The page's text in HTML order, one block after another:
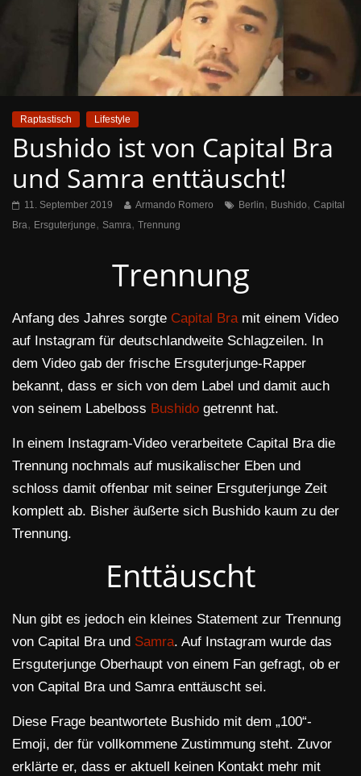
Raptastisch Lifestyle
Bushido ist von Capital Bra
und Samra enttäuscht!
11. September 2019 Armando Romero Berlin, Bushido, Capital
Bra, Ersguterjunge, Samra, Trennung
Trennung
Anfang des Jahres sorgte Capital Bramit einem Video
auf Instagram für deutschlandweite Schlagzeilen. In
dem Video gab der frische Ersguterjunge-Rapper
bekannt, dass er sich von dem Label und damit auch
von seinem Labelboss Bushido getrennt hat.
In einem Instagram-Video verarbeitete Capital Bra die
Trennung nochmals auf musikalischer Eben und
schloss damit offenbar mit seiner Ersguterjunge Zeit
komplett ab. Bisher äußerte sich Bushido kaum zu der
Trennung.
Enttäuscht
Nun gibt es jedoch ein kleines Statement zur Trennung
von Capital Bra und Samra. Auf Instagram wurde das
Ersguterjunge Oberhaupt von einem Fan gefragt, ob er
von Capital Bra und Samra enttäuscht sei.
Diese Frage beantwortete Bushido mit dem „100“-
Emoji, der für vollkommene Zustimmung steht. Zuvor
erklärte er, dass er aktuell keinen Kontakt mehr mit